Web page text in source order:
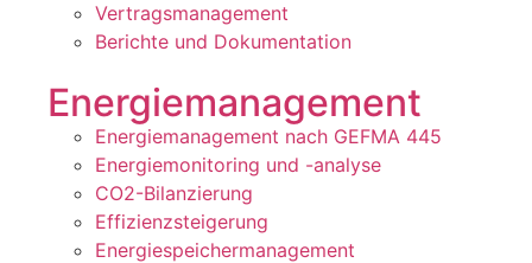
Vertragsmanagement
Berichte und Dokumentation
Energiemanagement
Energiemanagement nach GEFMA 445
Energiemonitoring und -analyse
CO2-Bilanzierung
Effizienzsteigerung
Energiespeichermanagement